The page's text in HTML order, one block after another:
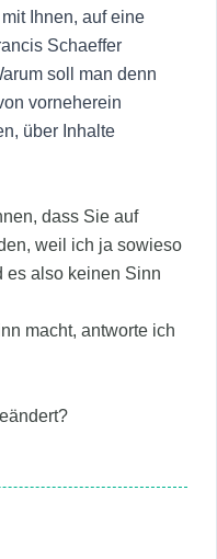
Ihnen, auf eine
Schaeffer
soll man denn
vorneherein
über Inhalte
dass Sie auf
weil ich ja sowieso
es also keinen Sinn
macht, antworte ich